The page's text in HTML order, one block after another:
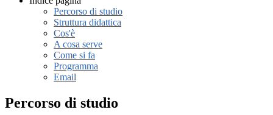
Percorso di studio
Struttura didattica
Cos'è
A cosa serve
Come si fa
Programma
Email
Percorso di studio